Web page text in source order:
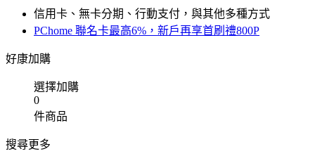
信用卡、無卡分期、行動支付，與其他多種方式
PChome 聯名卡最高6%，新戶再享首刷禮800P
好康加購
選擇加購
0
件商品
搜尋更多